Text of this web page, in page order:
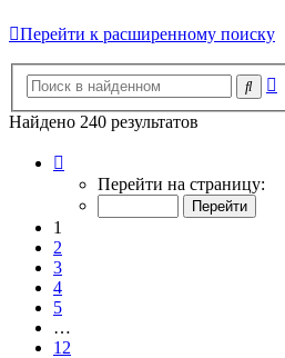
Перейти к расширенному поиску
Поиск
Найдено 240 результатов
Перейти на страницу:
1
2
3
4
5
…
12